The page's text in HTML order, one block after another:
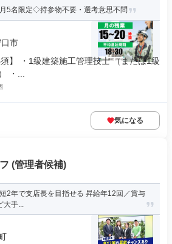
5名限定◇持参物不要・選考意思不問
市
】 ・1級建築施工管理技士 （または1級
・...
気になる
(管理者候補)
2年で支店長を目指せる 昇給年12回／賞与
大手...